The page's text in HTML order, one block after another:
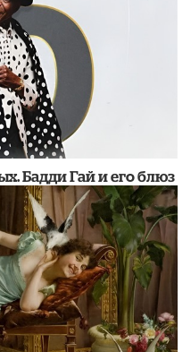
Бадди Гай и его блюз